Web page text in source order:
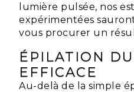
lumière pulsée, nos
expérimentées
vous procurer un
ÉPILATION
EFFICACE
Au-delà de la simple